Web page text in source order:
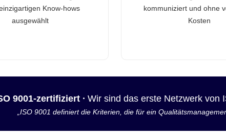
Know-hows
ausgewählt
kommuniziert und ohne
Kosten
9001-zertifiziert · Wir sind das erste Netzwerk von
„ISO 9001 definiert die Kriterien, die für ein